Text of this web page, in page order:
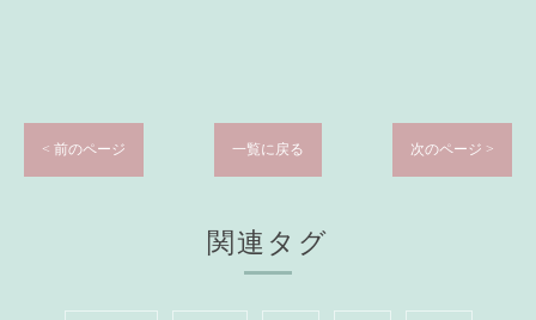
< 前のページ 一覧に戻る 次のページ >
関連タグ